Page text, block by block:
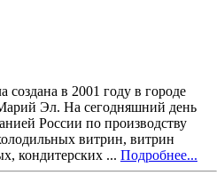
в 2001 году в городе
Эл. На сегодняшний день
России по производству
витрин, витрин
кондитерских ... Подробнее...